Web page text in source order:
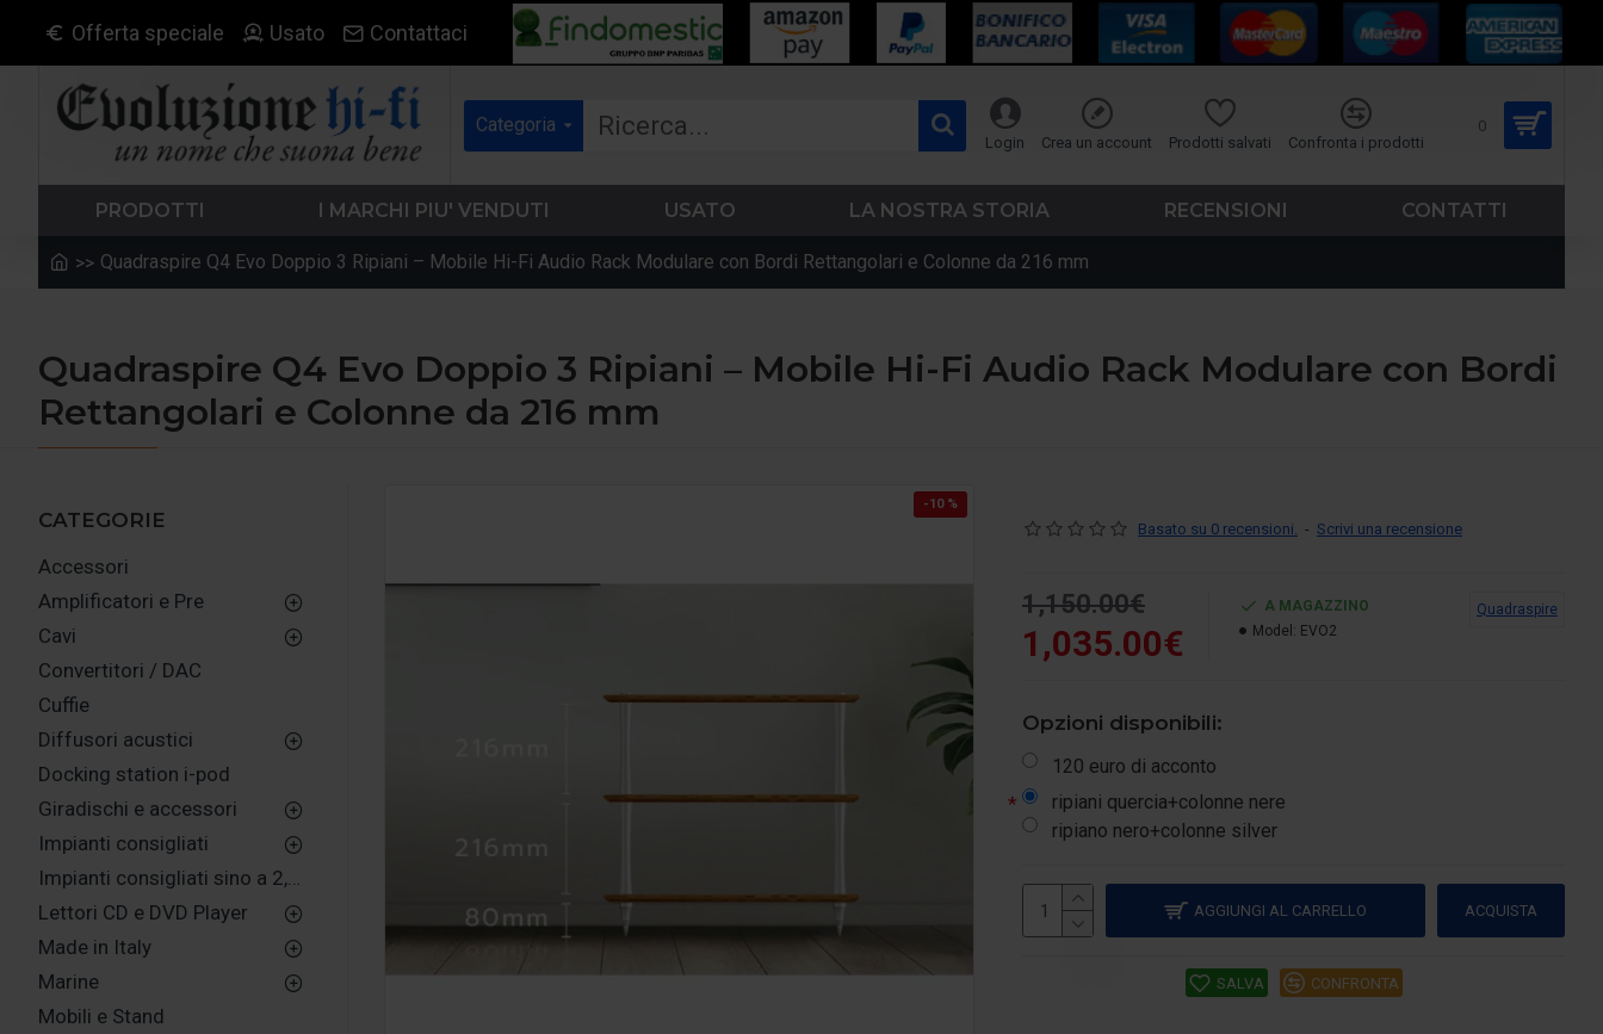
Offerta speciale Usato Contattaci
Categoria
Login Crea un account Prodotti salvati Confronta i prodotti
0
PRODOTTI I MARCHI PIU' VENDUTI USATO LA NOSTRA STORIA RECENSIONI CONTATTI
Quadraspire Q4 Evo Doppio 3 Ripiani – Mobile Hi-Fi Audio Rack Modulare con Bordi Rettangolari e Colonne da 216 mm
Quadraspire Q4 Evo Doppio 3 Ripiani – Mobile Hi-Fi Audio Rack Modulare con Bordi
Rettangolari e Colonne da 216 mm
CATEGORIE
Accessori
Amplificatori e Pre
Cavi
Convertitori / DAC
Cuffie
Diffusori acustici
Docking station i-pod
Giradischi e accessori
Impianti consigliati
Impianti consigliati sino a 2,500,00 euro
Lettori CD e DVD Player
Made in Italy
Marine
Mobili e Stand
-10 %
Basato su 0 recensioni. - Scrivi una recensione
1,035.00€
1,150.00€
A MAGAZZINO
Model: EVO2
Quadraspire
Opzioni disponibili:
120 euro di acconto
ripiani quercia+colonne nere
ripiano nero+colonne silver
AGGIUNGI AL CARRELLO ACQUISTA
SALVA CONFRONTA